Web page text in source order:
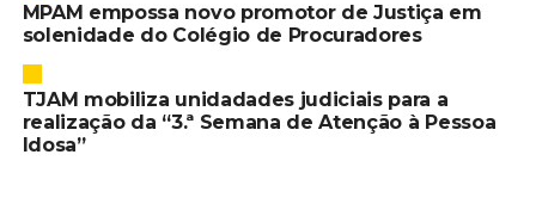
MPAM empossa novo promotor de Justiça em
solenidade do Colégio de Procuradores
TJAM mobiliza unidadades judiciais para a
realização da “3.ª Semana de Atenção à Pessoa
Idosa”